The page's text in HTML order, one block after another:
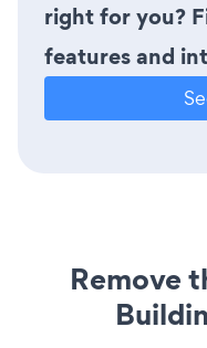
right for you?
features and
Remove